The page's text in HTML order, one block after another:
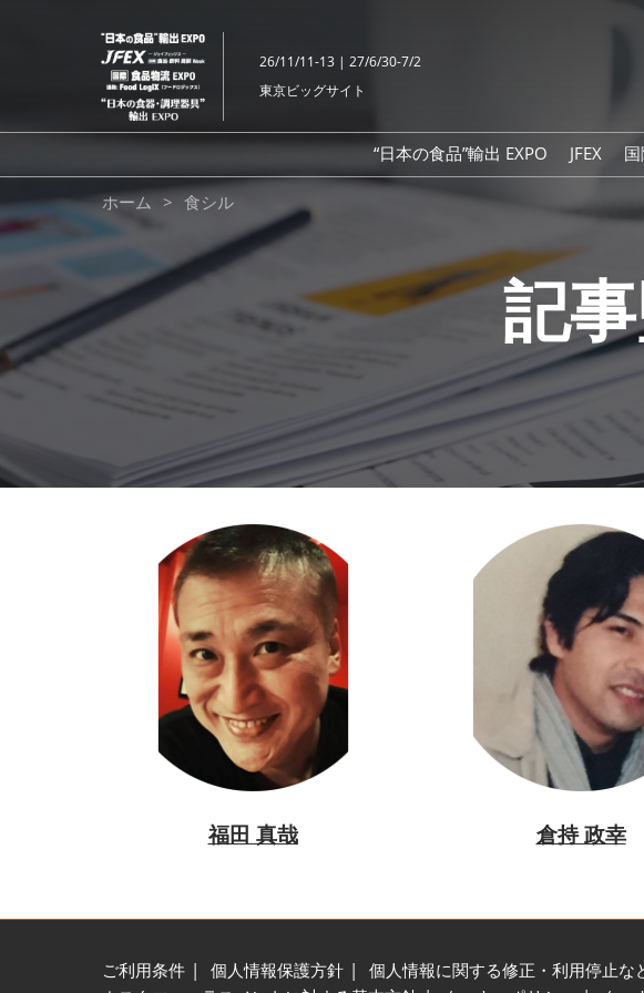
キ
ッ
プ
進
む
26/11/11-13 | 27/6/30-7/2
東京ビッグサイト
“日本の食品”輸出 EXPO JFEX
ホーム 食シル
記
事
修
者
一
覧
記
福田 真哉 倉持 政幸
ご利用条件 個人情報保護方針 個人情報に関する修正・利用停止な